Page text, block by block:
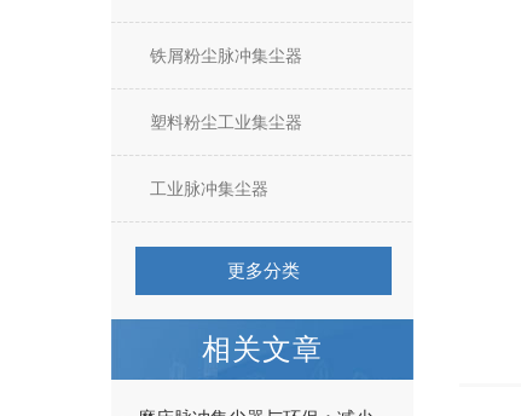
铁屑粉尘脉冲集尘器
塑料粉尘工业集尘器
工业脉冲集尘器
更多分类
相关文章